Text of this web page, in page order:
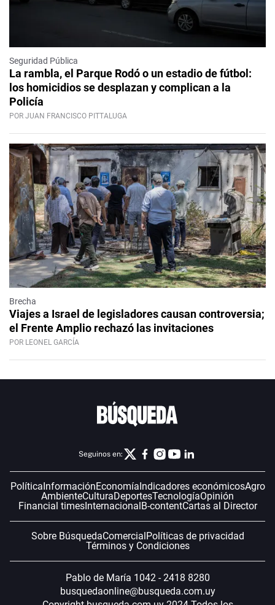
Seguridad Pública
La rambla, el Parque Rodó o un estadio de fútbol:
los homicidios se desplazan y complican a la
Policía
POR JUAN FRANCISCO PITTALUGA
Brecha
Viajes a Israel de legisladores causan controversia;
el Frente Amplio rechazó las invitaciones
POR LEONEL GARCÍA
Seguinos en:
PolíticaInformaciónEconomíaIndicadores económicosAgro
AmbienteCulturaDeportesTecnologíaOpinión
Financial timesInternacionalB-contentCartas al Director
Sobre BúsquedaComercialPolíticas de privacidad
Términos y Condiciones
Pablo de María 1042 - 2418 8280
busquedaonline@busqueda.com.uy